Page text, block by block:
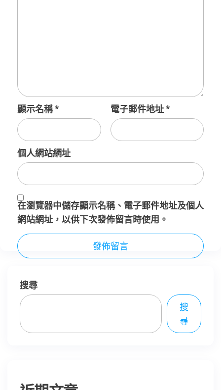
顯示名稱* 電子郵件地址*
個人網站網址
在瀏覽器中儲存顯示名稱、電子郵件地址及個人
網站網址，以供下次發佈留言時使用。
搜尋
搜
尋